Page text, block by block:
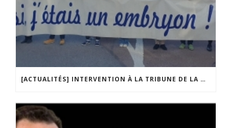
[ACTUALITÉS] INTERVENTION À LA TRIBUNE DE LA MOBILISATION CONTRE LA CONSTITUTIONNALISATION DE L’IVG